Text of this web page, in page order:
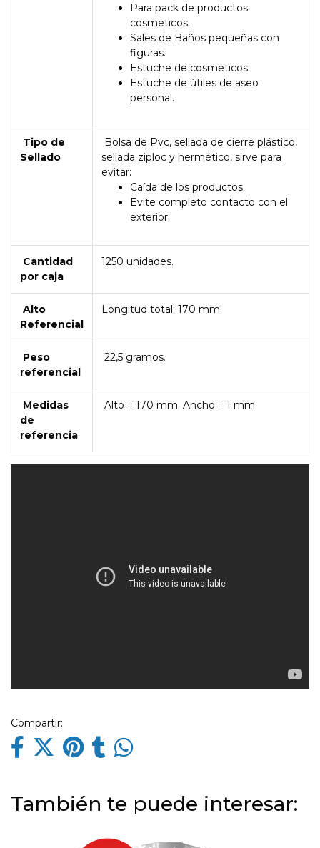
Para pack de productos
cosméticos.
Sales de Baños pequeñas con
figuras.
Estuche de cosméticos.
Estuche de útiles de aseo
personal.
Tipo de
Sellado
Bolsa de Pvc, sellada de cierre plástico,
sellada ziploc y hermético, sirve para
evitar:
Caída de los productos.
Evite completo contacto con el
exterior.
Cantidad
por caja
1250 unidades.
Alto
Referencial
Longitud total: 170 mm.
Peso
referencial
22,5 gramos.
Medidas
de
referencia
Alto = 170 mm. Ancho = 1 mm.
Compartir:
También te puede interesar: